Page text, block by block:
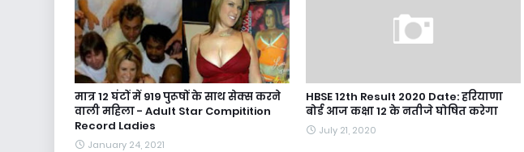
मात्र 12 घंटों में 919 पुरूषों के साथ सेक्स करने
वाली महिला - Adult Star Compitition
Record Ladies
January 24, 2021
HBSE 12th Result 2020 Date: हरियाणा
बोर्ड आज कक्षा 12 के नतीजे घोषित करेगा
July 21, 2020